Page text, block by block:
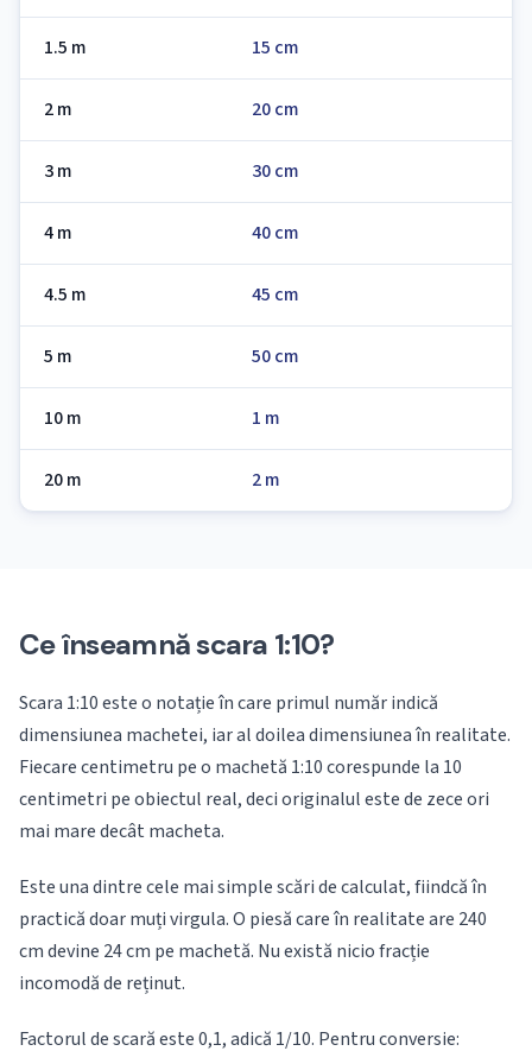
1.5 m 15 cm
2 m 20 cm
3 m 30 cm
4 m 40 cm
4.5 m 45 cm
5 m 50 cm
10 m 1 m
20 m 2 m
Ce înseamnă scara 1:10?
Scara 1:10 este o notație în care primul număr indică
dimensiunea machetei, iar al doilea dimensiunea în realitate.
Fiecare centimetru pe o machetă 1:10 corespunde la 10
centimetri pe obiectul real, deci originalul este de zece ori
mai mare decât macheta.
Este una dintre cele mai simple scări de calculat, fiindcă în
practică doar muți virgula. O piesă care în realitate are 240
cm devine 24 cm pe machetă. Nu există nicio fracție
incomodă de reținut.
Factorul de scară este 0,1, adică 1/10. Pentru conversie: